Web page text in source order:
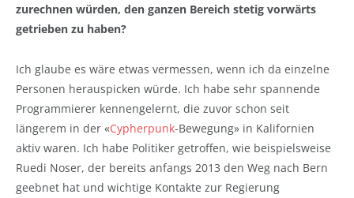
zurechnen würden, den ganzen Bereich stetig vorwärts
getrieben zu haben?
Ich glaube es wäre etwas vermessen, wenn ich da einzelne
Personen herauspicken würde. Ich habe sehr spannende
Programmierer kennengelernt, die zuvor schon seit
längerem in der «Cypherpunk-Bewegung» in Kalifornien
aktiv waren. Ich habe Politiker getroffen, wie beispielsweise
Ruedi Noser, der bereits anfangs 2013 den Weg nach Bern
geebnet hat und wichtige Kontakte zur Regierung